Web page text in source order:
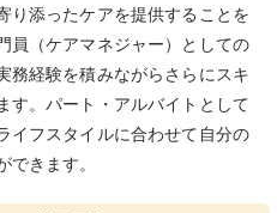
り添ったケアを提供することを
員（ケアマネジャー）としての
務経験を積みながらさらにスキ
す。パート・アルバイトとして
イフスタイルに合わせて自分の
きます。